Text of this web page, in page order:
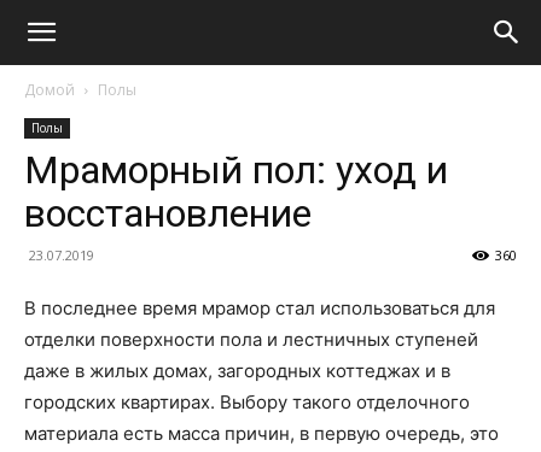
Домой Полы
Полы
Мраморный пол: уход и
восстановление
23.07.2019 360
В последнее время мрамор стал использоваться для
отделки поверхности пола и лестничных ступеней
даже в жилых домах, загородных коттеджах и в
городских квартирах. Выбору такого отделочного
материала есть масса причин, в первую очередь, это